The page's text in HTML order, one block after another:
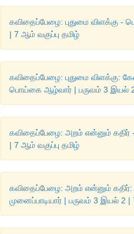
மரம், நடைபாதை, ஊஞ்சல்,
கீழ்க்காணும் சொற்களைப்
(எ.கா.) விதை -1. விதை நெல்
கட்டு - 1. கட்டுச்சோறு உண்டான்.
படி -1. படிக்கட்டில் அமர்ந்தான்.
நிலவு - 1. நிலவைப் பார்த்தான்.
கவிதைப்பேழை: புதுமை விளக்கு
| 7 ஆம் வகுப்பு தமிழ்
கவிதைப்பேழை: புதுமை விளக்கு:
பொய்கை ஆழ்வார் | பருவம் 3 இயல் 2
கவிதைப்பேழை: அறம் என்னும் கதிர்
| 7 ஆம் வகுப்பு தமிழ்
கவிதைப்பேழை: அறம் என்னும் கதிர்:
முனைப்பாடியார் | பருவம் 3 இயல் 2 |